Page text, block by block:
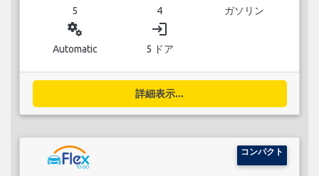
5 4 ガソリン
miscellaneous_services
Automatic
login
5 ドア
詳細表示...
コンパクト